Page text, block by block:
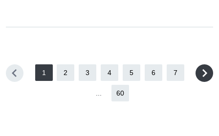
1 2 3 4 5 6 7
60